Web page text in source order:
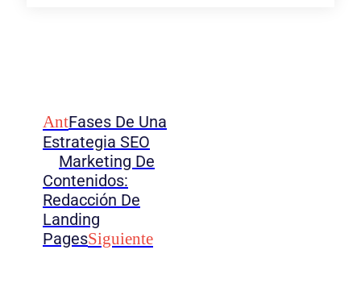
AntFases De Una
Estrategia SEO
Marketing De
Contenidos:
Redacción De
Landing
PagesSiguiente